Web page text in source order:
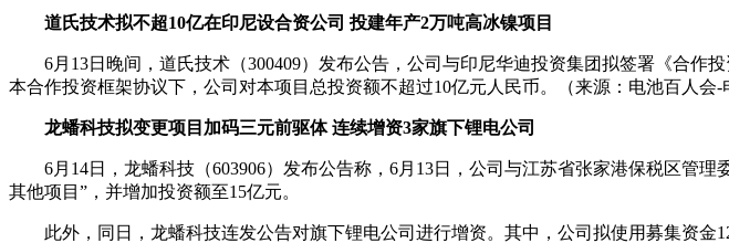
道氏技术拟不超10亿在印尼设合资公司 投建年产2万吨高冰镍项目
6月13日晚间，道氏技术（300409）发布公告，公司与印尼华迪投资集团拟签署《合
本合作投资框架协议下，公司对本项目总投资额不超过10亿元人民币。（来源：电池百人会-
龙蟠科技拟变更项目加码三元前驱体 连续增资3家旗下锂电公司
6月14日，龙蟠科技（603906）发布公告称，6月13日，公司与江苏省张家港保税区管
其他项目”，并增加投资额至15亿元。
此外，同日，龙蟠科技连发公告对旗下锂电公司进行增资。其中，公司拟使用募集资